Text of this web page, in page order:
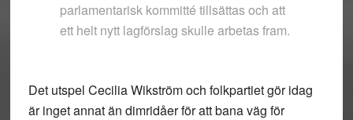
parlamentarisk kommitté tillsättas och att
ett helt nytt lagförslag skulle arbetas fram.
Det utspel Cecilia Wikström och folkpartiet gör idag
är inget annat än dimridåer för att bana väg för